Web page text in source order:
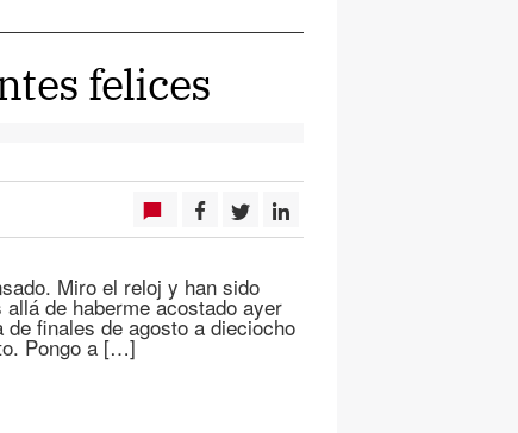
felices
Miro el reloj y han sido
de haberme acostado ayer
finales de agosto a dieciocho
Pongo a […]